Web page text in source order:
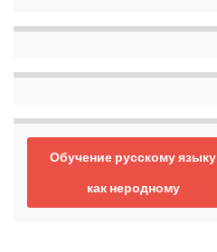
Обучение русскому языку
как неродному